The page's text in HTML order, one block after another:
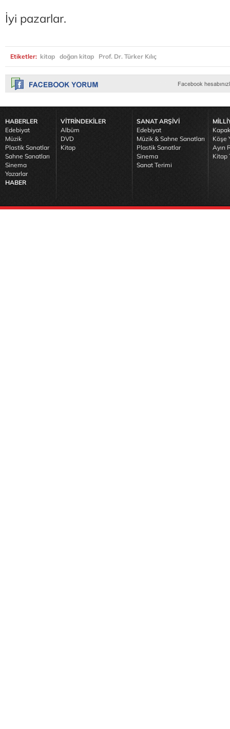
İyi pazarlar.
Etiketler: kitap doğan kitap Prof. Dr. Türker Kılıç
HABERLER
Edebiyat
Müzik
Plastik Sanatlar
Sahne Sanatları
Sinema
Yazarlar
HABER
VİTRİNDEKİLER
Albüm
DVD
Kitap
SANAT ARŞİVİ
Edebiyat
Müzik & Sahne Sanatları
Plastik Sanatlar
Sinema
Sanat Terimi
Köşe
Ayın
Kitap